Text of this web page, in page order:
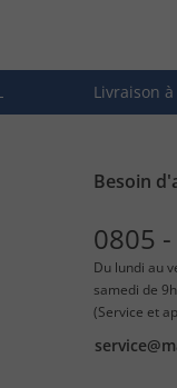
Livraison
Besoin
0805
Du lundi au
samedi de
(Service et